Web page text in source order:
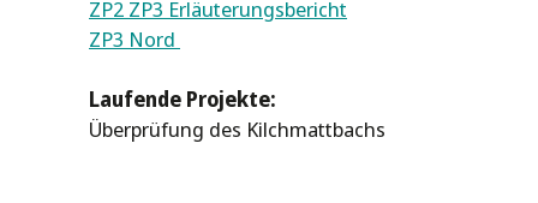
ZP2 ZP3 Erläuterungsbericht
ZP3 Nord
Laufende Projekte:
Überprüfung des Kilchmattbachs